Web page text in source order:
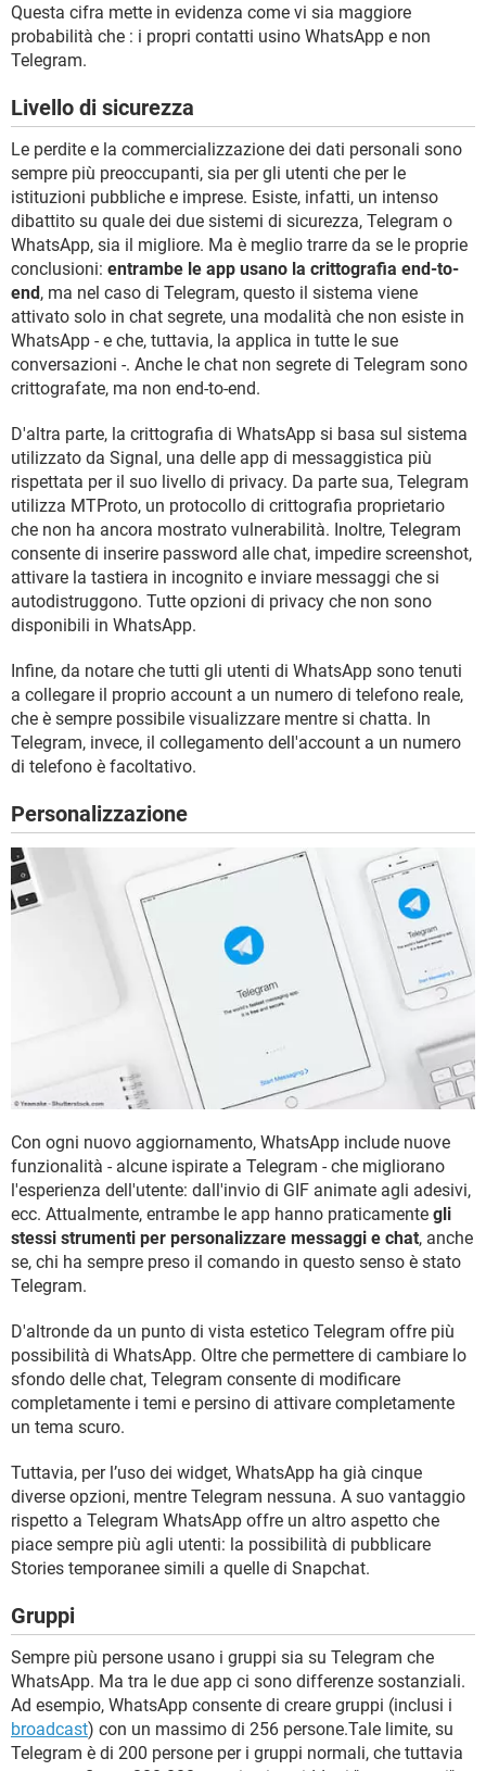
Questa cifra mette in evidenza come vi sia maggiore
probabilità che : i propri contatti usino WhatsApp e non
Telegram.
Livello di sicurezza
Le perdite e la commercializzazione dei dati personali sono
sempre più preoccupanti, sia per gli utenti che per le
istituzioni pubbliche e imprese. Esiste, infatti, un intenso
dibattito su quale dei due sistemi di sicurezza, Telegram o
WhatsApp, sia il migliore. Ma è meglio trarre da se le proprie
conclusioni: entrambe le app usano la crittografia end-to-
end, ma nel caso di Telegram, questo il sistema viene
attivato solo in chat segrete, una modalità che non esiste in
WhatsApp - e che, tuttavia, la applica in tutte le sue
conversazioni -. Anche le chat non segrete di Telegram sono
crittografate, ma non end-to-end.
D'altra parte, la crittografia di WhatsApp si basa sul sistema
utilizzato da Signal, una delle app di messaggistica più
rispettata per il suo livello di privacy. Da parte sua, Telegram
utilizza MTProto, un protocollo di crittografia proprietario
che non ha ancora mostrato vulnerabilità. Inoltre, Telegram
consente di inserire password alle chat, impedire screenshot,
attivare la tastiera in incognito e inviare messaggi che si
autodistruggono. Tutte opzioni di privacy che non sono
disponibili in WhatsApp.
Infine, da notare che tutti gli utenti di WhatsApp sono tenuti
a collegare il proprio account a un numero di telefono reale,
che è sempre possibile visualizzare mentre si chatta. In
Telegram, invece, il collegamento dell'account a un numero
di telefono è facoltativo.
Personalizzazione
Con ogni nuovo aggiornamento, WhatsApp include nuove
funzionalità - alcune ispirate a Telegram - che migliorano
l'esperienza dell'utente: dall'invio di GIF animate agli adesivi,
ecc. Attualmente, entrambe le app hanno praticamente gli
stessi strumenti per personalizzare messaggi e chat, anche
se, chi ha sempre preso il comando in questo senso è stato
Telegram.
D'altronde da un punto di vista estetico Telegram offre più
possibilità di WhatsApp. Oltre che permettere di cambiare lo
sfondo delle chat, Telegram consente di modificare
completamente i temi e persino di attivare completamente
un tema scuro.
Tuttavia, per l’uso dei widget, WhatsApp ha già cinque
diverse opzioni, mentre Telegram nessuna. A suo vantaggio
rispetto a Telegram WhatsApp offre un altro aspetto che
piace sempre più agli utenti: la possibilità di pubblicare
Stories temporanee simili a quelle di Snapchat.
Gruppi
Sempre più persone usano i gruppi sia su Telegram che
WhatsApp. Ma tra le due app ci sono differenze sostanziali.
Ad esempio, WhatsApp consente di creare gruppi (inclusi i
broadcast) con un massimo di 256 persone.Tale limite, su
Telegram è di 200 persone per i gruppi normali, che tuttavia